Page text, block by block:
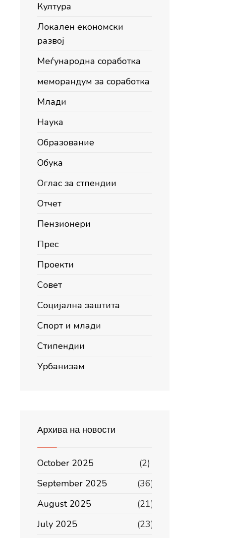
Култура
Локален економски
развој
Меѓународна соработка
меморандум за соработка
Млади
Наука
Образование
Обука
Оглас за стпендии
Отчет
Пензионери
Прес
Проекти
Совет
Социјална заштита
Спорт и млади
Стипендии
Урбанизам
Архива на новости
October 2025
(2)
September 2025
(36)
August 2025
(21)
July 2025
(23)